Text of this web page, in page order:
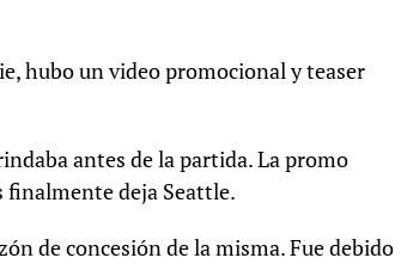
hubo un video promocional y teaser
antes de la partida. La promo
finalmente deja Seattle.
de concesión de la misma. Fue debido